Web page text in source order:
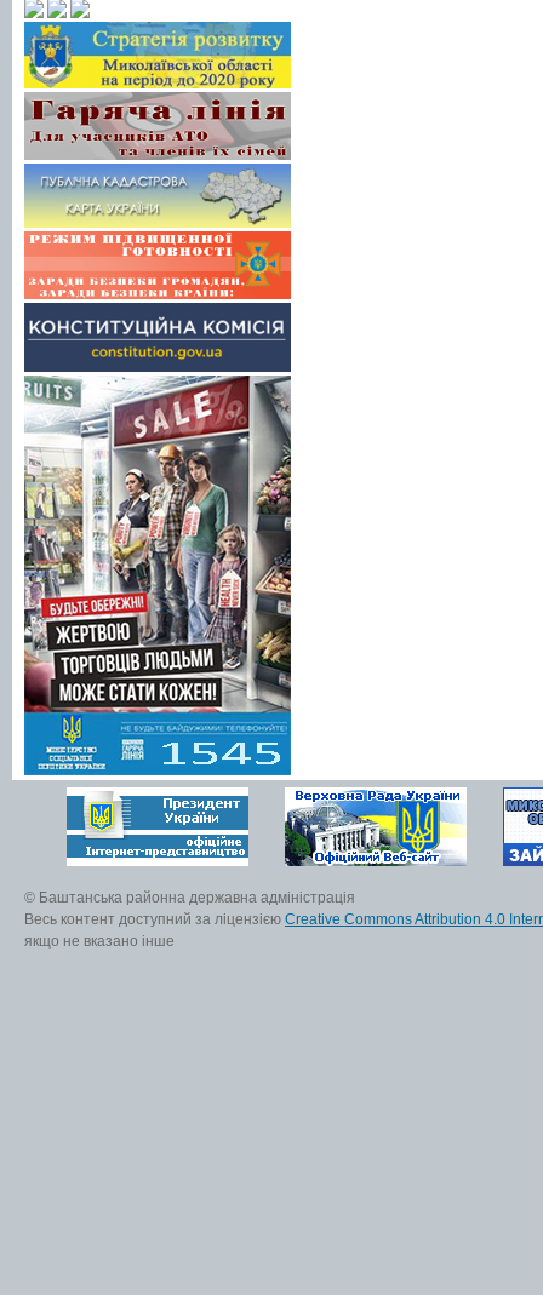
© Баштанська районна державна адміністрація
Весь контент доступний за ліцензією Creative Commons Attribution 4.0
якщо не вказано інше